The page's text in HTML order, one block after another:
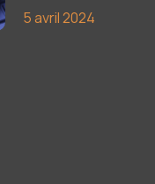
5 avril 2024